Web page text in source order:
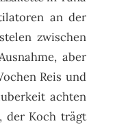
an der
zwischen
aber
Reis und
achten
der Koch trägt